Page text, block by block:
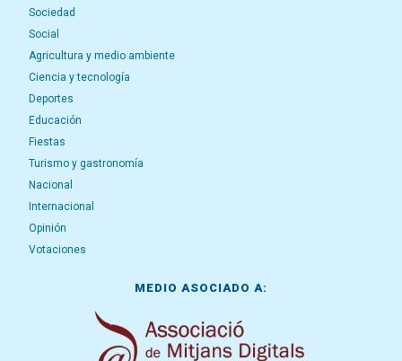
Sociedad
Social
Agricultura y medio ambiente
Ciencia y tecnología
Deportes
Educación
Fiestas
Turismo y gastronomía
Nacional
Internacional
Opinión
Votaciones
MEDIO ASOCIADO A: